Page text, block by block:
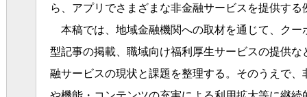
ら、アプリでさまざまな非金融サービスを提供する
本稿では、地域金融機関への取材を通じて、クー
型記事の掲載、職域向け福利厚生サービスの提供
融サービスの現状と課題を整理する。そのうえで